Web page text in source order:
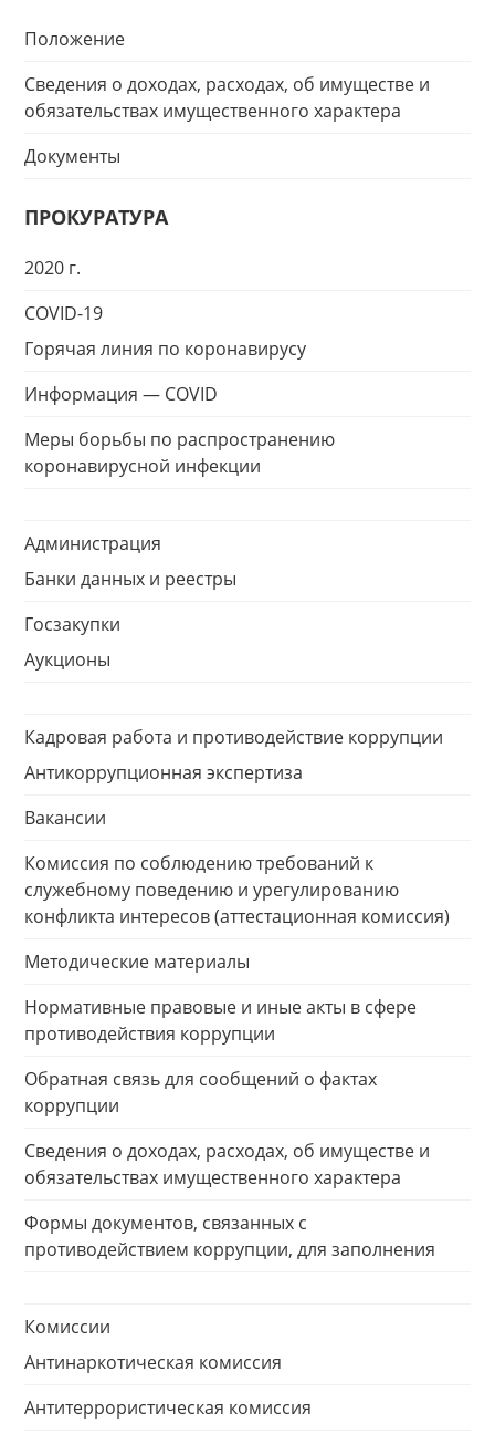
Положение
Сведения о доходах, расходах, об имуществе и
обязательствах имущественного характера
Документы
ПРОКУРАТУРА
2020 г.
COVID-19
Горячая линия по коронавирусу
Информация — COVID
Меры борьбы по распространению
коронавирусной инфекции
Администрация
Банки данных и реестры
Госзакупки
Аукционы
Кадровая работа и противодействие коррупции
Антикоррупционная экспертиза
Вакансии
Комиссия по соблюдению требований к
служебному поведению и урегулированию
конфликта интересов (аттестационная комиссия)
Методические материалы
Нормативные правовые и иные акты в сфере
противодействия коррупции
Обратная связь для сообщений о фактах
коррупции
Сведения о доходах, расходах, об имуществе и
обязательствах имущественного характера
Формы документов, связанных с
противодействием коррупции, для заполнения
Комиссии
Антинаркотическая комиссия
Антитеррористическая комиссия